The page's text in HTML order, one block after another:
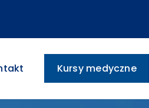
Kursy medyczne